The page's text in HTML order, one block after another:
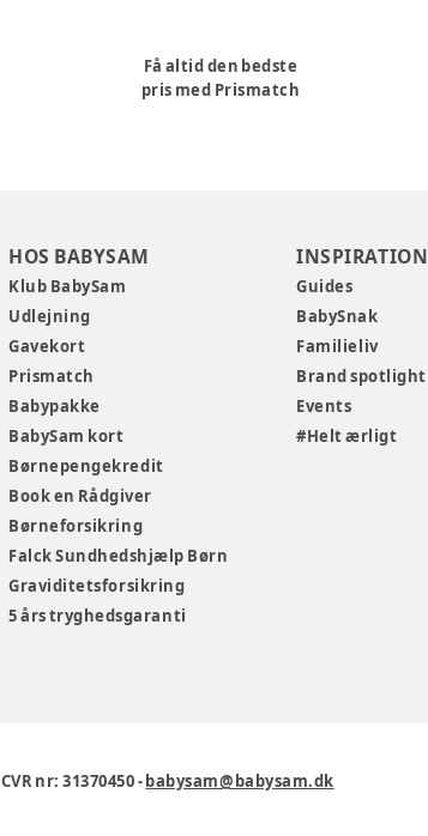
Få altid den bedste
pris med Prismatch
HOS BABYSAM
Klub BabySam
Udlejning
Gavekort
Prismatch
Babypakke
BabySam kort
Børnepengekredit
Book en Rådgiver
Børneforsikring
Falck Sundhedshjælp Børn
Graviditetsforsikring
5 års tryghedsgaranti
INSPIRATION
Guides
BabySnak
Familieliv
Brand spotlight
Events
#Helt ærligt
CVR nr: 31370450-babysam@babysam.dk